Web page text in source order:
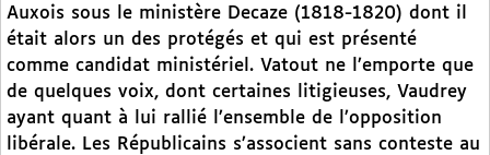
Auxois sous le ministère Decaze (1818-1820) dont il
était alors un des protégés et qui est présenté
comme candidat ministériel. Vatout ne l’emporte que
de quelques voix, dont certaines litigieuses, Vaudrey
ayant quant à lui rallié l’ensemble de l’opposition
libérale. Les Républicains s’associent sans conteste au